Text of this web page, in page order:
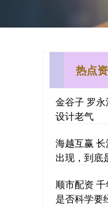
热点
金谷子 罗
设计老气
海越互赢
出现，到底
顺市配资
是否科学要